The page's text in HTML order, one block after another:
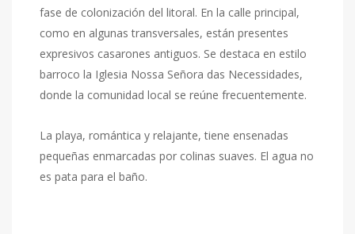
fase de colonización del litoral. En la calle principal,
como en algunas transversales, están presentes
expresivos casarones antiguos. Se destaca en estilo
barroco la Iglesia Nossa Señora das Necessidades,
donde la comunidad local se reúne frecuentemente.
La playa, romántica y relajante, tiene ensenadas
pequeñas enmarcadas por colinas suaves. El agua no
es pata para el baño.